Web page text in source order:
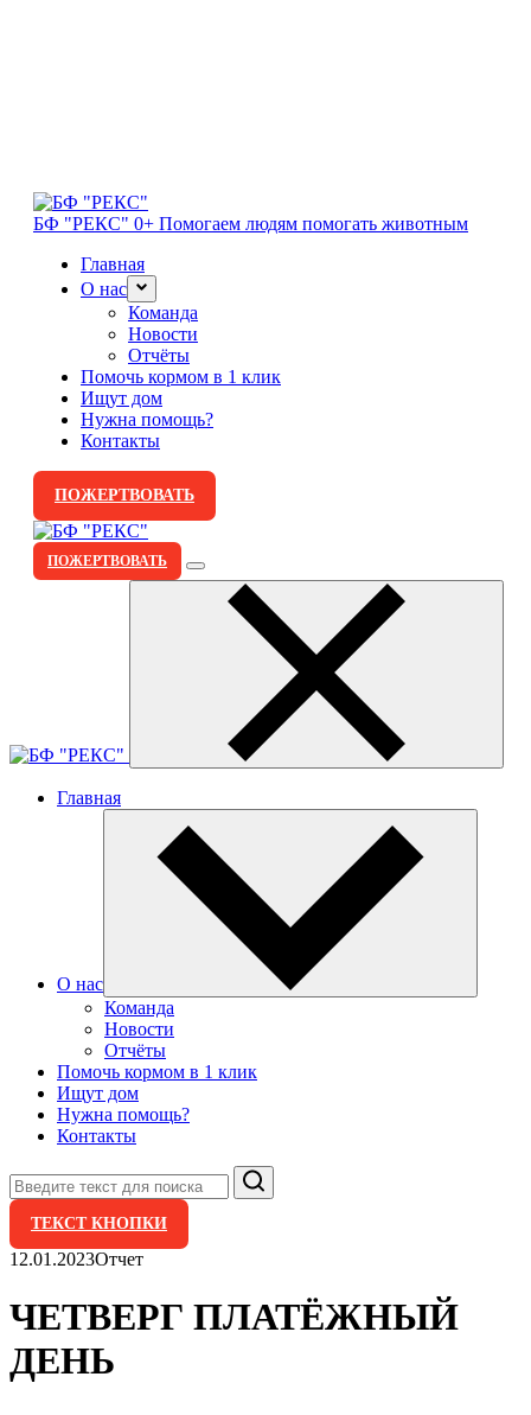
БФ "РЕКС" 0+ Помогаем людям помогать животным
Главная
О нас
Команда
Новости
Отчёты
Помочь кормом в 1 клик
Ищут дом
Нужна помощь?
Контакты
ПОЖЕРТВОВАТЬ
ПОЖЕРТВОВАТЬ
Главная
О нас
Команда
Новости
Отчёты
Помочь кормом в 1 клик
Ищут дом
Нужна помощь?
Контакты
Поиск
ТЕКСТ КНОПКИ
12.01.2023Отчет
ЧЕТВЕРГ ПЛАТЁЖНЫЙ
ДЕНЬ